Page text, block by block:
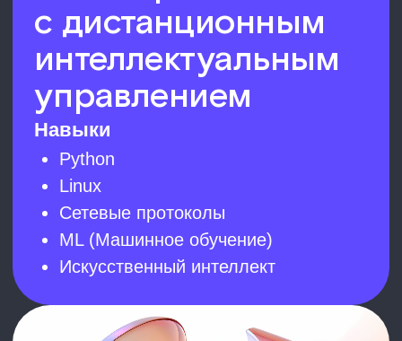
Linux
Сетевые протоколы
ML (Машинное обучение)
Искусственный интеллект
Описание